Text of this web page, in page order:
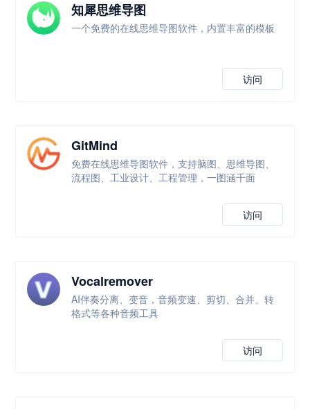
知犀思维导图
一个免费的在线思维导图软件，内置丰富的模板
访问
GitMind
免费在线思维导图软件，支持脑图、思维导图、
流程图、工业设计、工程管理，一图涵千面
访问
Vocalremover
AI伴奏分离、变音，音频变速、剪切、合并、转
格式等各种音频工具
访问